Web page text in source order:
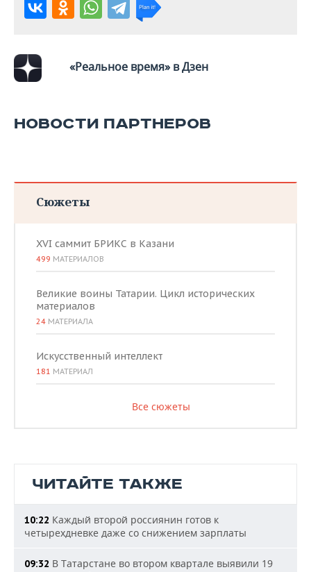
«Реальное время» в Дзен
НОВОСТИ ПАРТНЕРОВ
Сюжеты
XVI саммит БРИКС в Казани
499 МАТЕРИАЛОВ
Великие воины Татарии. Цикл исторических
материалов
24 МАТЕРИАЛА
Искусственный интеллект
181 МАТЕРИАЛ
Все сюжеты
ЧИТАЙТЕ ТАКЖЕ
10:22 Каждый второй россиянин готов к
четырехдневке даже со снижением зарплаты
09:32 В Татарстане во втором квартале выявили 19